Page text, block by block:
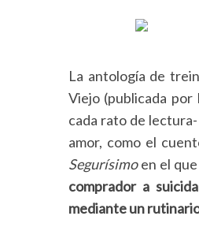
La antología de
Viejo (publicada
cada rato de
amor, como el
Segurísimoen el que
comprador a
mediante un